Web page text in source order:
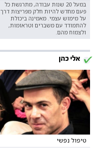
במעל 20 שנות עבודה, מתרגשת כל
פעם מחדש להיות חלק מפריצות דרך
על מימוש עצמי. מאמינה ביכולת
להתמודד עם משברים וטראומות,
ולצמוח מהם.
אלי כהן
טיפול נפשי